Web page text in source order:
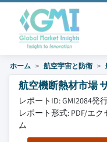
ホーム 航空宇宙と防衛
航空機断熱材市場
レポートID: GMI2084発
レポート形式: PDF/エ
ム